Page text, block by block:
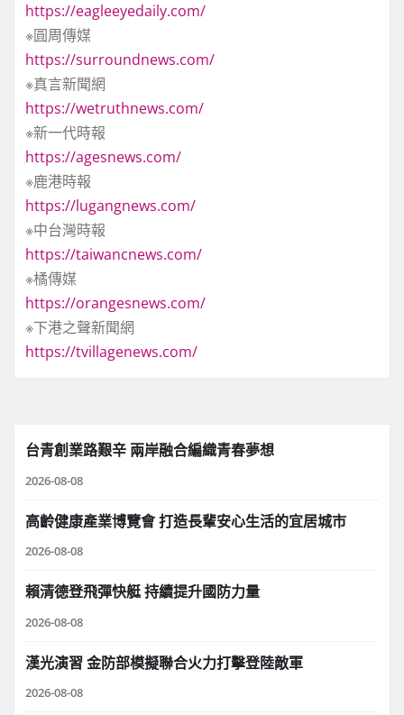
https://eagleeyedaily.com/
※圓周傳媒
https://surroundnews.com/
※真言新聞網
https://wetruthnews.com/
※新一代時報
https://agesnews.com/
※鹿港時報
https://lugangnews.com/
※中台灣時報
https://taiwancnews.com/
※橘傳媒
https://orangesnews.com/
※下港之聲新聞網
https://tvillagenews.com/
台青創業路艱辛 兩岸融合編織青春夢想
2026-08-08
高齡健康產業博覽會 打造長輩安心生活的宜居城市
2026-08-08
賴清德登飛彈快艇 持續提升國防力量
2026-08-08
漢光演習 金防部模擬聯合火力打擊登陸敵軍
2026-08-08